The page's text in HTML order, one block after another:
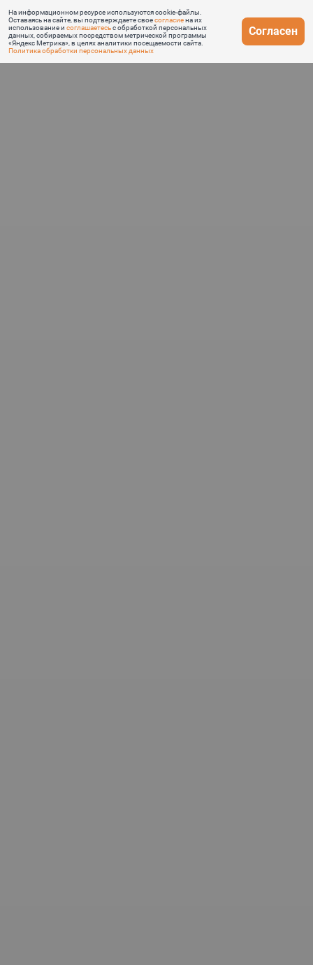
На информационном ресурсе используются cookie-файлы.
Оставаясь на сайте, вы подтверждаете своесогласиена их
использование и соглашаетесьс обработкой персональных
данных, собираемых посредством метрической программы
«Яндекс Метрика», в целях аналитики посещаемости сайта.
Политика обработки персональных данных
Согласен